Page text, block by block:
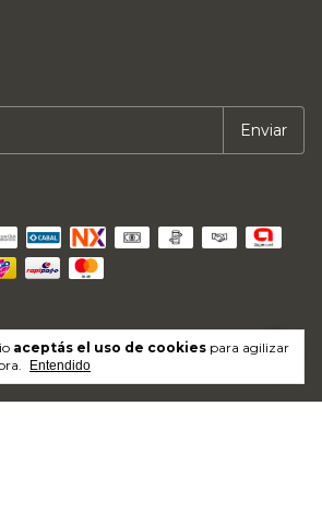
aceptás el uso de cookies para agilizar
Entendido